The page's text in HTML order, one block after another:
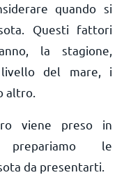
quando si
Questi fattori
la stagione,
del mare, i
altro.
viene preso in
prepariamo le
da presentarti.